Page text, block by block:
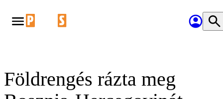
Földrengés rázta meg